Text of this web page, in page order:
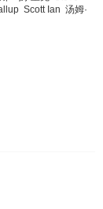
Scott Ian 汤姆·